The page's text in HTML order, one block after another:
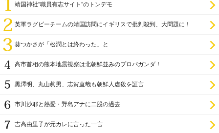
靖国神社“職員有志サイト”のトンデモ
英軍ラグビーチームの靖国訪問にイギリスで批判殺到、大問題に！
葵つかさが「松潤とは終わった」と
高市首相の熊本地震視察は北朝鮮並みのプロパガンダ！
黒澤明、丸山眞男、志賀直哉も朝鮮人虐殺を証言
市川沙耶と熱愛・野島アナに二股の過去
吉高由里子が元カレに言った一言